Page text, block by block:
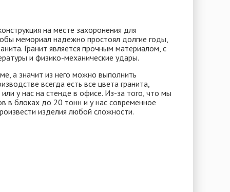
на месте захоронения для
мемориал надежно простоял долгие годы,
Гранит является прочным материалом, с
и физико-механические удары.
а значит из него можно выполнить
всегда есть все цвета гранита,
у нас на стенде в офисе. Из-за того, что мы
в блоках до 20 тонн и у нас современное
изделия любой сложности.